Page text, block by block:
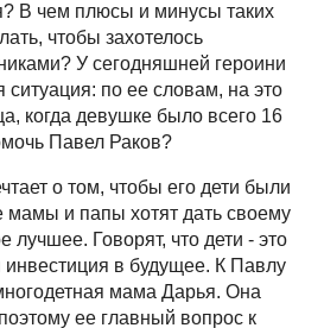
В чем плюсы и минусы таких
чтобы захотелось
У сегодняшней героини
ситуация: по ее словам, на это
когда девушке было всего 16
Павел Раков?
о том, чтобы его дети были
мамы и папы хотят дать своему
лучшее. Говорят, что дети - это
в будущее. К Павлу
мама Дарья. Она
ее главный вопрос к